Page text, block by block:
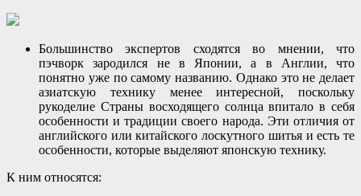
Большинство экспертов сходятся во мнении, что
пэчворк зародился не в Японии, а в Англии, что
понятно уже по самому названию. Однако это не делает
азиатскую технику менее интересной, поскольку
рукоделие Страны восходящего солнца впитало в себя
особенности и традиции своего народа. Эти отличия от
английского или китайского лоскутного шитья и есть те
особенности, которые выделяют японскую технику.
К ним относятся: